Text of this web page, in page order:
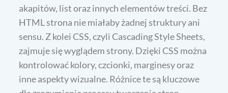
akapitów, list oraz innych elementów treści. Bez
HTML strona nie miałaby żadnej struktury ani
sensu. Z kolei CSS, czyli Cascading Style Sheets,
zajmuje się wyglądem strony. Dzięki CSS można
kontrolować kolory, czcionki, marginesy oraz
inne aspekty wizualne. Różnice te są kluczowe